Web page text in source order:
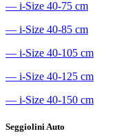
― i-Size 40-75 cm
― i-Size 40-85 cm
― i-Size 40-105 cm
― i-Size 40-125 cm
― i-Size 40-150 cm
Seggiolini Auto